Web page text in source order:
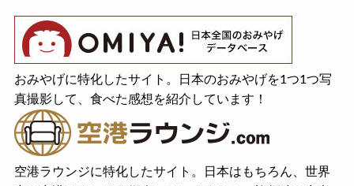
おみやげに特化したサイト。日本のおみやげを1つ1つ写
真撮影して、食べた感想を紹介しています！
空港ラウンジに特化したサイト。日本はもちろん、世界